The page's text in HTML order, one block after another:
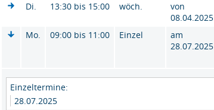
Di.
13:30 bis 15:00 wöch.
von
08.04.2025
Mo. 09:00 bis 11:00 Einzel
am
28.07.2025
Einzeltermine:
28.07.2025